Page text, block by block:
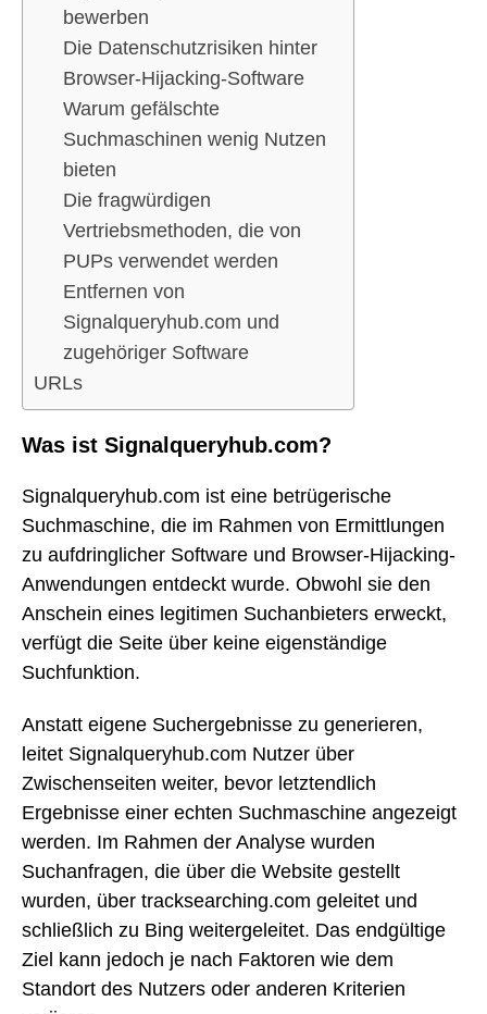
bewerben
Die Datenschutzrisiken hinter
Browser-Hijacking-Software
Warum gefälschte
Suchmaschinen wenig Nutzen
bieten
Die fragwürdigen
Vertriebsmethoden, die von
PUPs verwendet werden
Entfernen von
Signalqueryhub.com und
zugehöriger Software
URLs
Was ist Signalqueryhub.com?
Signalqueryhub.com ist eine betrügerische
Suchmaschine, die im Rahmen von Ermittlungen
zu aufdringlicher Software und Browser-Hijacking-
Anwendungen entdeckt wurde. Obwohl sie den
Anschein eines legitimen Suchanbieters erweckt,
verfügt die Seite über keine eigenständige
Suchfunktion.
Anstatt eigene Suchergebnisse zu generieren,
leitet Signalqueryhub.com Nutzer über
Zwischenseiten weiter, bevor letztendlich
Ergebnisse einer echten Suchmaschine angezeigt
werden. Im Rahmen der Analyse wurden
Suchanfragen, die über die Website gestellt
wurden, über tracksearching.com geleitet und
schließlich zu Bing weitergeleitet. Das endgültige
Ziel kann jedoch je nach Faktoren wie dem
Standort des Nutzers oder anderen Kriterien